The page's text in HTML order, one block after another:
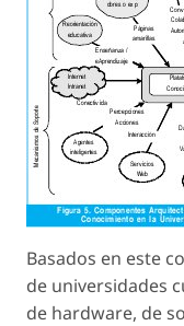
Basados en este
de universidades
de hardware, de